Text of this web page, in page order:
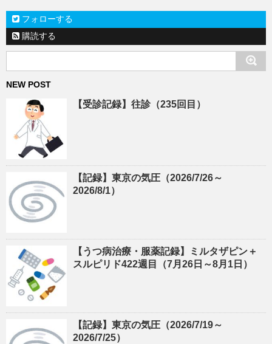
フォローする
購読する
NEW POST
【受診記録】往診（235回目）
【記録】東京の気圧（2026/7/26～
2026/8/1）
【うつ病治療・服薬記録】ミルタザピン＋
スルピリド422週目（7月26日～8月1日）
【記録】東京の気圧（2026/7/19～
2026/7/25）